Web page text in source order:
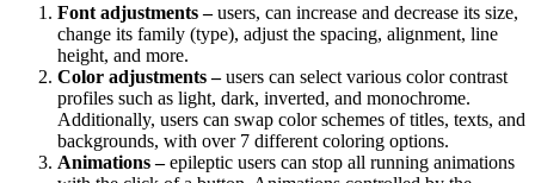
Font adjustments –users, can increase and decrease its size,
change its family (type), adjust the spacing, alignment, line
height, and more.
Color adjustments –users can select various color contrast
profiles such as light, dark, inverted, and monochrome.
Additionally, users can swap color schemes of titles, texts, and
backgrounds, with over 7 different coloring options.
Animations –epileptic users can stop all running animations